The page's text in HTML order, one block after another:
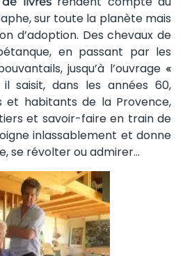
sur toute la planète mais
d’adoption. Des chevaux de
en passant par les
jusqu’à l’ouvrage «
saisit, dans les années 60,
et habitants de la Provence,
et savoir-faire en train de
inlassablement et donne
se révolter ou admirer…